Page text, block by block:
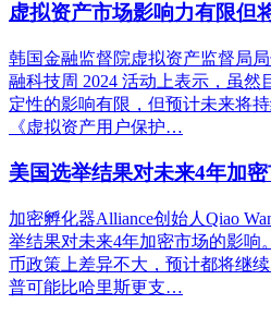
虚拟资产市场影响力有限但
韩国金融监督院虚拟资产监督局
融科技周 2024 活动上表示，虽然
定性的影响有限，但预计未来将
《虚拟资产用户保护…
美国选举结果对未来4年加
加密孵化器Alliance创始人Qiao
举结果对未来4年加密市场的影响
币政策上差异不大，预计都将继
普可能比哈里斯更支…